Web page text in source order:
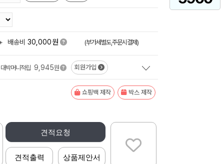
배송비 30,000원 (부가세별도,주문시결제)
대박머니적립 9,945원 회원가입
쇼핑백 제작 박스 제작
견적요청
견적출력 상품제안서